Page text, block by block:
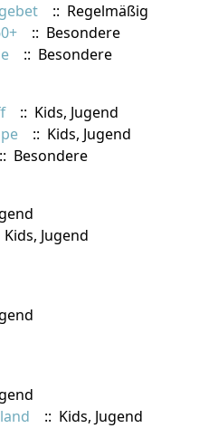
:: Regelmäßig
:: Besondere
:: Besondere
:: Kids, Jugend
:: Kids, Jugend
:: Besondere
Jugend
:: Kids, Jugend